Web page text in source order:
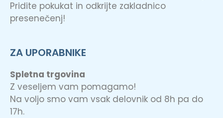
Pridite pokukat in odkrijte zakladnico
presenečenj!
ZA UPORABNIKE
Spletna trgovina
Z veseljem vam pomagamo!
Na voljo smo vam vsak delovnik od 8h pa do
17h.